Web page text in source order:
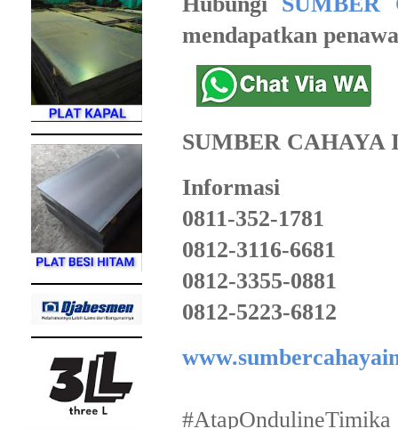
mendapatkan
SUMBER CAHAYA
Informasi
0811-352-1781
0812-3116-6681
0812-3355-0881
0812-5223-6812
#AtapOndulineTimika